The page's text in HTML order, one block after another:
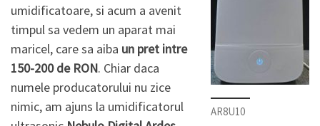
AR8U10
umidificatoare, si acum a avenit
timpul sa vedem un aparat mai
maricel, care sa aiba un pret intre
150-200 de RON. Chiar daca
numele producatorului nu zice
nimic, am ajuns la umidificatorul